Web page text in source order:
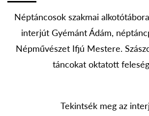
Néptáncosok szakmai
interjút Gyémánt Ádám,
Népművészet Ifjú Mestere.
táncokat oktatott
Tekintsék meg az